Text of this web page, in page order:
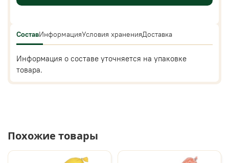
СоставИнформацияУсловия храненияДоставка
Информация о составе уточняется на упаковке
товара.
Похожие товары